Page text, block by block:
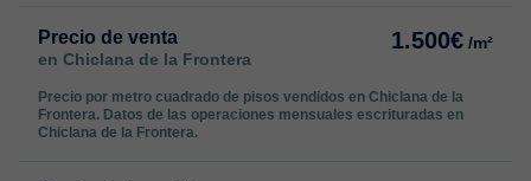
Precio de venta
en Chiclana de la Frontera
1.500€ /m²
Precio por metro cuadrado de pisos vendidos en Chiclana de la
Frontera. Datos de las operaciones mensuales escrituradas en
Chiclana de la Frontera.